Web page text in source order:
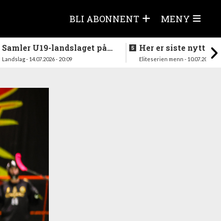
BLI ABONNENT MENY
Samler U19-landslaget på
nytt i august
Landslag - 14.07.2026 - 20:09
Her er siste nytt
season
Eliteserien menn - 10.07.2026 -